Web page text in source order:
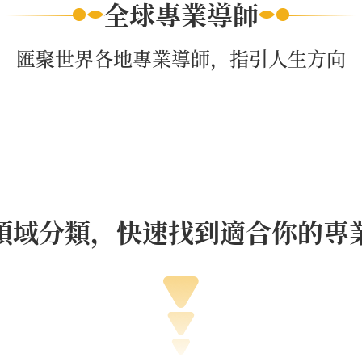
全球專業導師
匯聚世界各地專業導師，指引人生方向
域分類，快速找到適合你的專